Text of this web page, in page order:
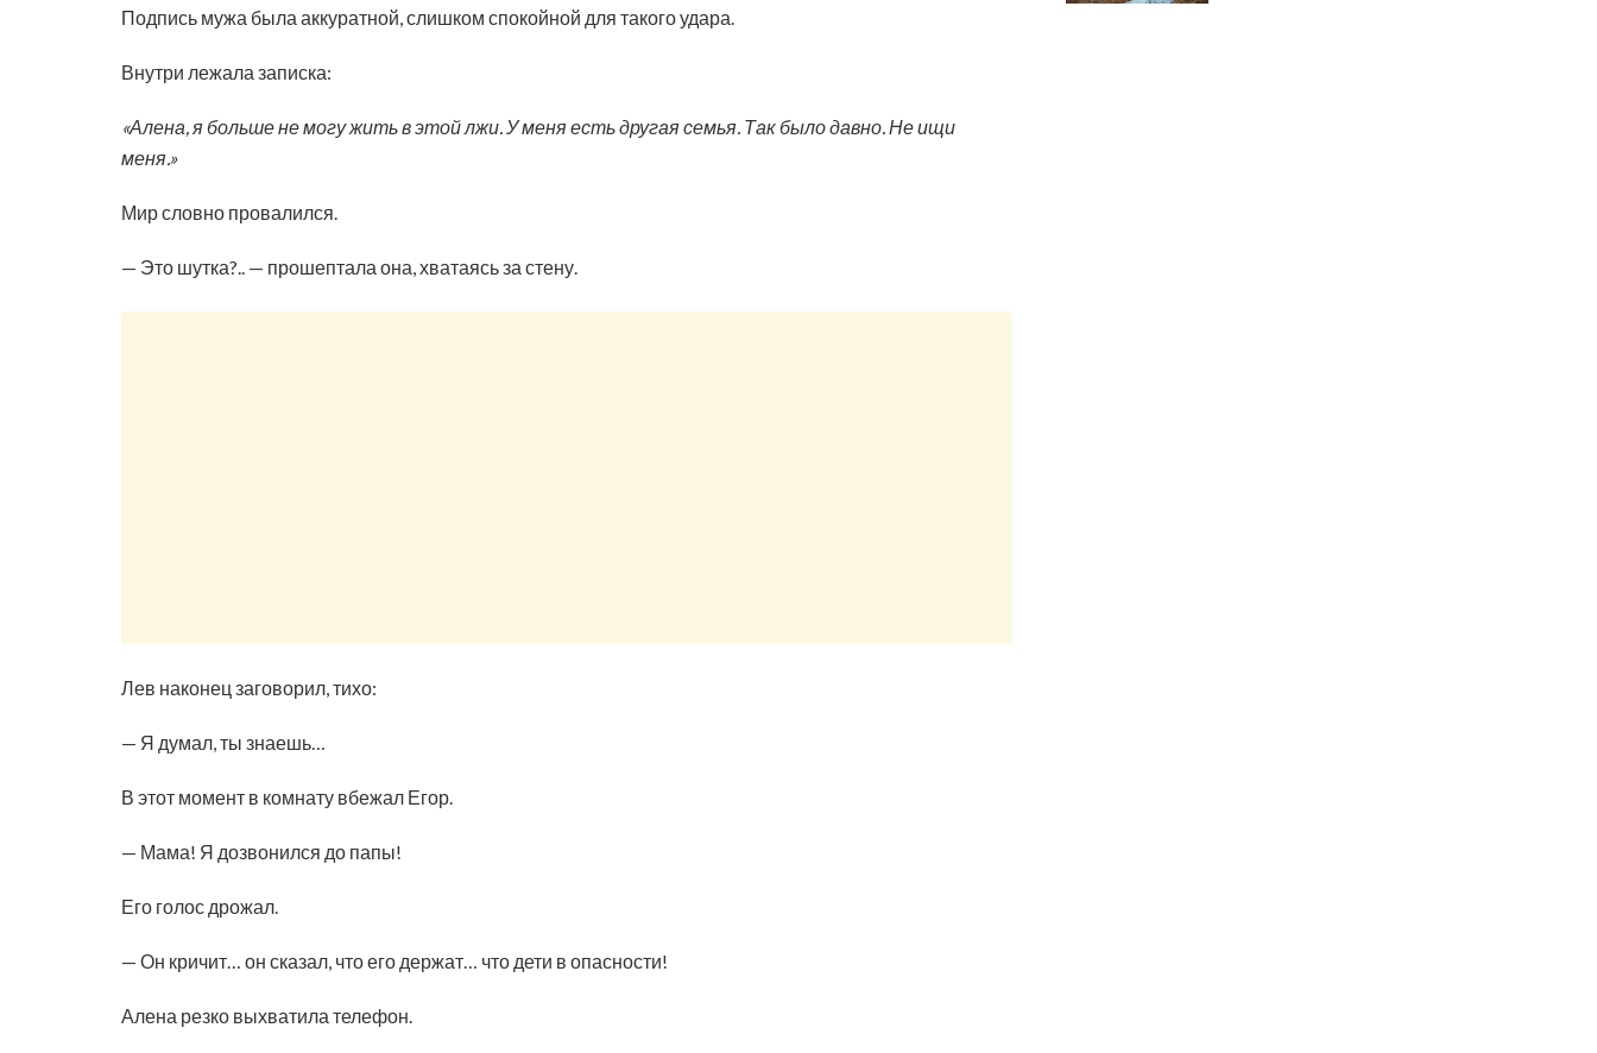
Подпись мужа была аккуратной, слишком спокойной для такого удара.
Внутри лежала записка:
«Алена, я больше не могу жить в этой лжи. У меня есть другая семья. Так было давно. Не ищи
меня.»
Мир словно провалился.
— Это шутка?.. — прошептала она, хватаясь за стену.
Лев наконец заговорил, тихо:
— Я думал, ты знаешь…
В этот момент в комнату вбежал Егор.
— Мама! Я дозвонился до папы!
Его голос дрожал.
— Он кричит… он сказал, что его держат… что дети в опасности!
Алена резко выхватила телефон.